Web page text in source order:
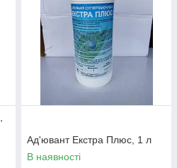
Ад'ювант Екстра Плюс, 1 л
В наявності